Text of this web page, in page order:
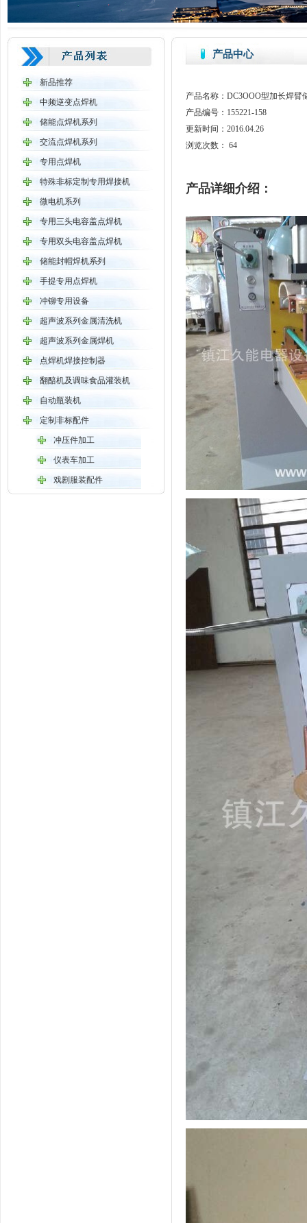
新品推荐
中频逆变点焊机
储能点焊机系列
交流点焊机系列
专用点焊机
特殊非标定制专用焊接机
微电机系列
专用三头电容盖点焊机
专用双头电容盖点焊机
储能封帽焊机系列
手提专用点焊机
冲铆专用设备
超声波系列金属清洗机
超声波系列金属焊机
点焊机焊接控制器
翻醅机及调味食品灌装机
自动瓶装机
定制非标配件
冲压件加工
仪表车加工
戏剧服装配件
产品中心
产品名称：DC3OOO型加长焊
产品编号：155221-158
更新时间：2016.04.26
浏览次数： 64
产品详细介绍：